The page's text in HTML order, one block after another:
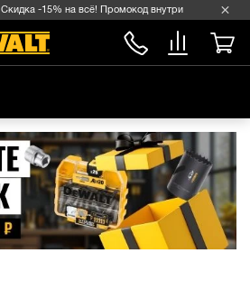
Скидка -15% на всё! Промокод внутри →